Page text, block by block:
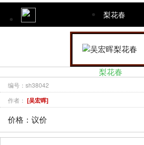
梨花春
梨花春
编号：sh38042
作者： [吴宏晖]
价格：议价